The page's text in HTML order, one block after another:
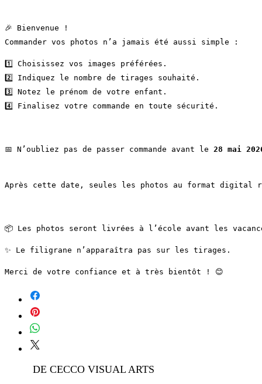
🎉 Bienvenue !
Commander vos photos n’a jamais été aussi simple :
1️⃣ Choisissez vos images préférées.
2️⃣ Indiquez le nombre de tirages souhaité.
3️⃣ Notez le prénom de votre enfant.
4️⃣ Finalisez votre commande en toute sécurité.
📅 N’oubliez pas de passer commande avant le 28 mai
Après cette date, seules les photos au format digital
📦 Les photos seront livrées à l’école avant les
✨ Le filigrane n’apparaîtra pas sur les tirages.
Merci de votre confiance et à très bientôt ! 😊
DE CECCO VISUAL ARTS